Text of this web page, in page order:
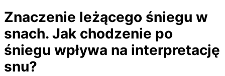
Znaczenie leżącego śniegu w
snach. Jak chodzenie po
śniegu wpływa na interpretację
snu?